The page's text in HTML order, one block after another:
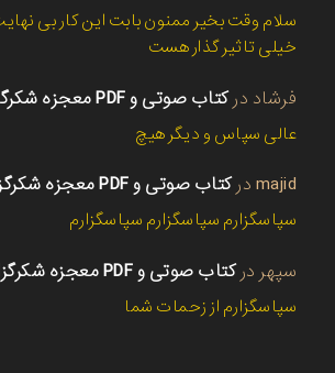
سلام وقت بخیر ممنون بابت این کار بی
خیلی تاثیر گذار هست
فرشاد درکتاب صوتی و PDF معجزه شکرگزاری از راندا برن
عالی سپاس و دیگر هیچ
majid درکتاب صوتی و PDF معجزه شکرگزاری از راندا برن
سپاسگزارم سپاسگزارم سپاسگزارم
سپهر درکتاب صوتی و PDF معجزه شکرگزاری از راندا برن
سپاسگزارم از زحمات شما